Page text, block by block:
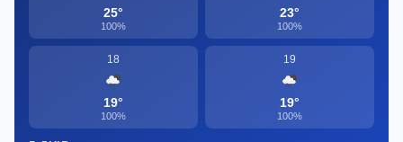
25°
100%
23°
100%
18
19°
100%
19
19°
100%